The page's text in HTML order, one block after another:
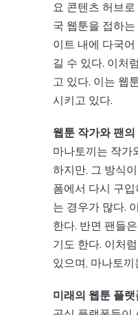
요 콘텐츠 허브
국 웹툰을 접하
이트 내에 다국
길 수 있다. 이처
고 있다. 이는 웹
시키고 있다.
웹툰 작가와 팬
마나토끼는 작가
하지만, 그 방식
폼에서 다시 구
는 경우가 많다.
한다. 반면 팬들
기도 한다. 이처
있으며, 마나토
미래의 웹툰 플